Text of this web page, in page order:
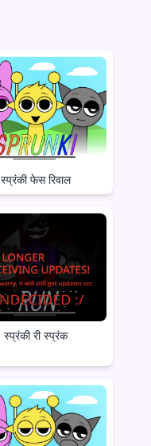
स्प्रंकी फेस रिवाल
स्प्रंकी री स्प्रंक